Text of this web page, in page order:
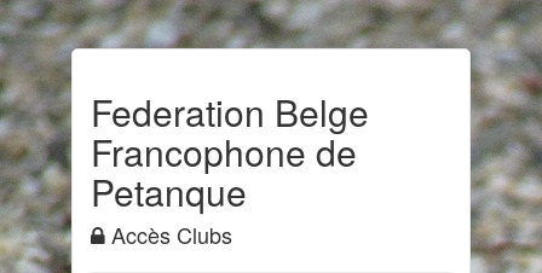
Federation Belge
Francophone de
Petanque
Accès Clubs